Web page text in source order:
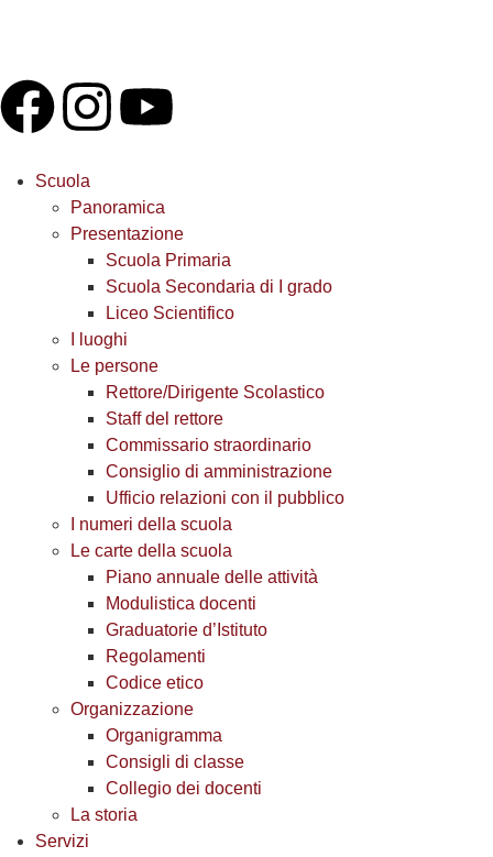
Scuola
Panoramica
Presentazione
Scuola Primaria
Scuola Secondaria di I grado
Liceo Scientifico
I luoghi
Le persone
Rettore/Dirigente Scolastico
Staff del rettore
Commissario straordinario
Consiglio di amministrazione
Ufficio relazioni con il pubblico
I numeri della scuola
Le carte della scuola
Piano annuale delle attività
Modulistica docenti
Graduatorie d’Istituto
Regolamenti
Codice etico
Organizzazione
Organigramma
Consigli di classe
Collegio dei docenti
La storia
Servizi